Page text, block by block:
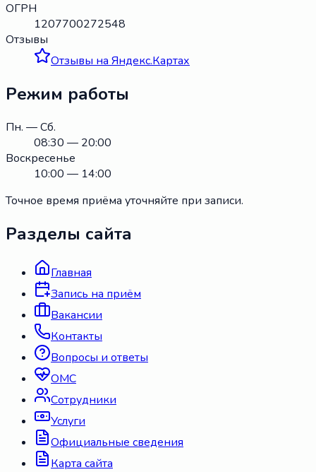
ОГРН
1207700272548
Отзывы
Отзывы на Яндекс.Картах
Режим работы
Пн. — Сб.
08:30 — 20:00
Воскресенье
10:00 — 14:00
Точное время приёма уточняйте при записи.
Разделы сайта
Главная
Запись на приём
Вакансии
Контакты
Вопросы и ответы
ОМС
Сотрудники
Услуги
Официальные сведения
Карта сайта